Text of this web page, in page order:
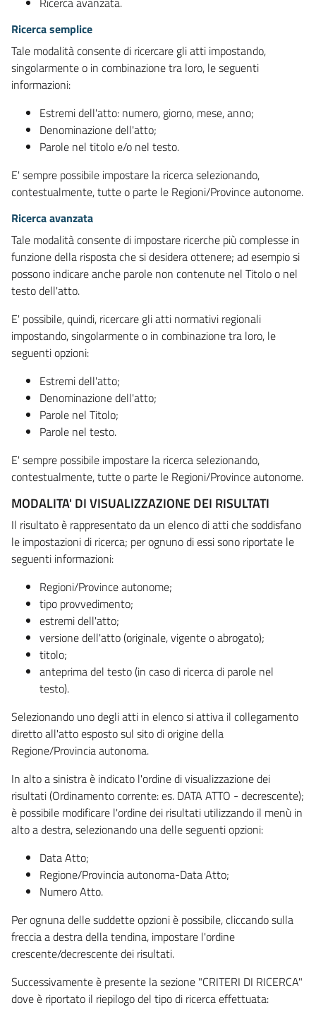
Ricerca semplice
Tale modalità consente di ricercare gli atti impostando,
singolarmente o in combinazione tra loro, le seguenti
informazioni:
Estremi dell'atto: numero, giorno, mese, anno;
Denominazione dell'atto;
Parole nel titolo e/o nel testo.
E' sempre possibile impostare la ricerca selezionando,
contestualmente, tutte o parte le Regioni/Province autonome.
Ricerca avanzata
Tale modalità consente di impostare ricerche più complesse in
funzione della risposta che si desidera ottenere; ad esempio si
possono indicare anche parole non contenute nel Titolo o nel
testo dell'atto.
E' possibile, quindi, ricercare gli atti normativi regionali
impostando, singolarmente o in combinazione tra loro, le
seguenti opzioni:
Estremi dell'atto;
Denominazione dell'atto;
Parole nel Titolo;
Parole nel testo.
E' sempre possibile impostare la ricerca selezionando,
contestualmente, tutte o parte le Regioni/Province autonome.
MODALITA' DI VISUALIZZAZIONE DEI RISULTATI
Il risultato è rappresentato da un elenco di atti che soddisfano
le impostazioni di ricerca; per ognuno di essi sono riportate le
seguenti informazioni:
Regioni/Province autonome;
tipo provvedimento;
estremi dell'atto;
versione dell'atto (originale, vigente o abrogato);
titolo;
anteprima del testo (in caso di ricerca di parole nel
testo).
Selezionando uno degli atti in elenco si attiva il collegamento
diretto all'atto esposto sul sito di origine della
Regione/Provincia autonoma.
In alto a sinistra è indicato l'ordine di visualizzazione dei
risultati (Ordinamento corrente: es. DATA ATTO - decrescente);
è possibile modificare l'ordine dei risultati utilizzando il menù in
alto a destra, selezionando una delle seguenti opzioni:
Data Atto;
Regione/Provincia autonoma-Data Atto;
Numero Atto.
Per ognuna delle suddette opzioni è possibile, cliccando sulla
freccia a destra della tendina, impostare l'ordine
crescente/decrescente dei risultati.
Successivamente è presente la sezione "CRITERI DI RICERCA"
dove è riportato il riepilogo del tipo di ricerca effettuata: